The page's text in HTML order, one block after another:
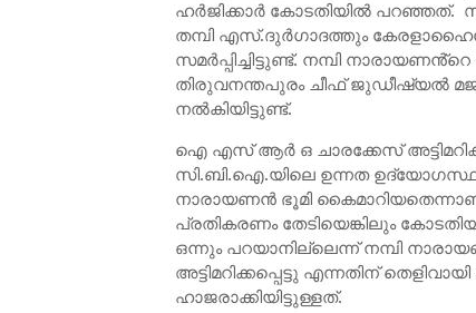
ഹര്‍ജിക്കാര്‍ കോടതിയിൽ പറഞ്ഞത്.
തമ്പി എസ്.ദുര്‍ഗാദത്തും
സമര്‍പ്പിച്ചിട്ടുണ്ട്. നമ്പി
തിരുവനന്തപുരം ചീഫ് ജുഡീഷ്യല്‍
നല്‍കിയിട്ടുണ്ട്.
ഐ എസ് ആര്‍ ഒ ചാരക്കേസ്
സി.ബി.ഐ.യിലെ ഉന്നത
നാരായണന്‍ ഭൂമി
പ്രതികരണം തേടിയെങ്കിലും
ഒന്നും പറയാനില്ലെന്ന് നമ്പി
അട്ടിമറിക്കപ്പെട്ടു എന്നതിന്
ഹാജരാക്കിയിട്ടുള്ളത്.